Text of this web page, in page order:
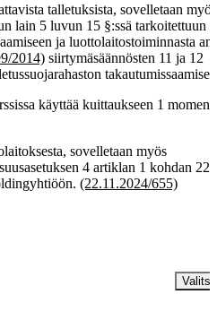
talletuksista, sovelletaan myös
lain 5 luvun 15 §:ssä tarkoitettuun
ja luottolaitostoiminnasta
2014) siirtymäsäännösten 11 ja 12
käyttää kuittaukseen 1
sovelletaan myös
4 artiklan 1 kohdan 22
(22.11.2024/655)